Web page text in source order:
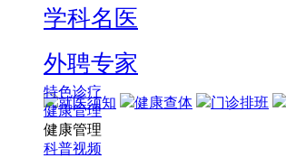
学科名医
外聘专家
就医须知 健康查体 门诊排班
特色诊疗
健康管理
健康管理
科普视频